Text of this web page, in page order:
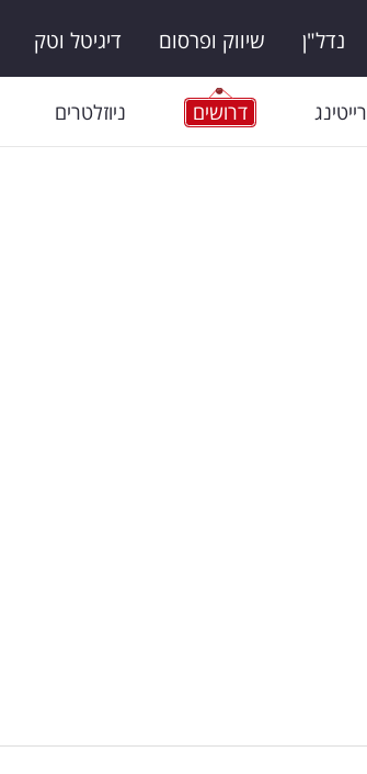
נדל"ן שיווק ופרסום דיגיטל וטק
רייטינג דרושים ניוזלטרים